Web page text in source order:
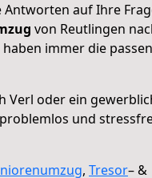
Antworten auf Ihre
von Reutlingen
immer die
Verl oder ein
und
, Tresor– &